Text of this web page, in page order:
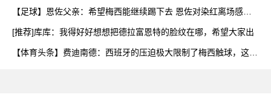
【足球】恩佐父亲：希望梅西能继续踢下去 恩佐对染红离场感到
[推荐]库库：我得好好想想把德拉富恩特的脸纹在哪，希望大家出
【体育头条】费迪南德：西班牙的压迫极大限制了梅西触球，这是